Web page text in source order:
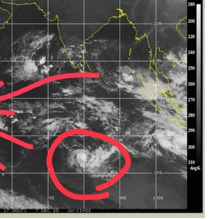
وعدن
التعامل
مع
منشأة
صرافةمنذ أسبوع واحد
صنعاء.. البنك المركزي يوقف التعامل مع
منشأة صرافة